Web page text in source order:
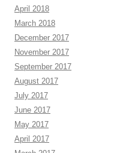
April 2018
March 2018
December 2017
November 2017
September 2017
August 2017
July 2017
June 2017
May 2017
April 2017